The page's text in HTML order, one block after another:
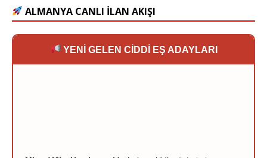
ALMANYA CANLI İLAN AKIŞI
YENİ GELEN CİDDİ EŞ ADAYLARI